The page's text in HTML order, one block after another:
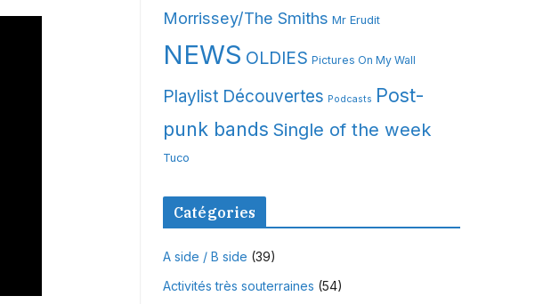
Morrissey/The Smiths Mr Erudit
NEWS OLDIES Pictures On My Wall
Playlist Découvertes Podcasts Post-
punk bands Single of the week
Tuco
Catégories
A side / B side (39)
Activités très souterraines (54)